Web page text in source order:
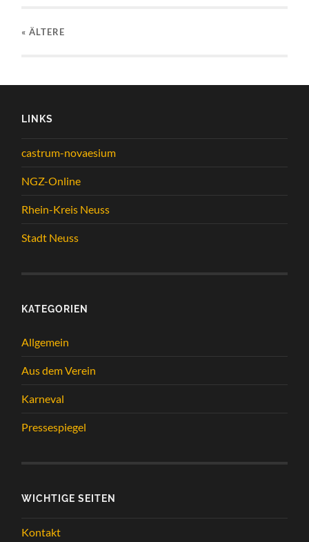
« ÄLTERE
LINKS
castrum-novaesium
NGZ-Online
Rhein-Kreis Neuss
Stadt Neuss
KATEGORIEN
Allgemein
Aus dem Verein
Karneval
Pressespiegel
WICHTIGE SEITEN
Kontakt